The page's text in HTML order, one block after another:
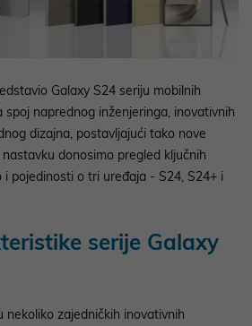
Galaxy S24 seriju mobilnih
spoj naprednog inženjeringa, inovativnih
dizajna, postavljajući tako nove
donosimo pregled ključnih
i pojedinosti o tri uređaja - S24, S24+ i
serije Galaxy
nekoliko zajedničkih inovativnih